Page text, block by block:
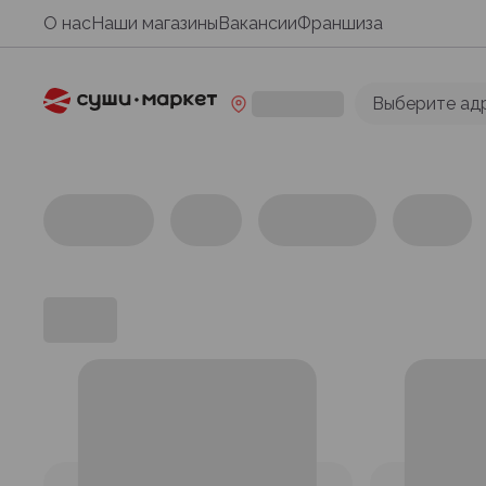
О насНаши магазиныВакансииФраншиза
Выберите